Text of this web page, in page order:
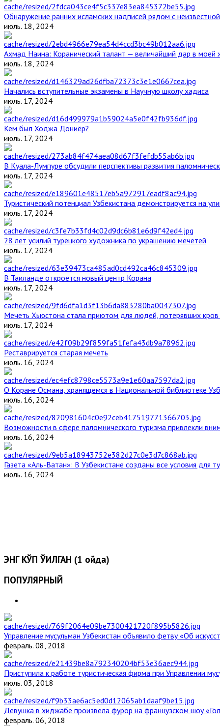
Обнаружение ранних исламских надписей рядом с
июль. 18, 2024
Ахмад Наина: Коранический талант — величайший дар в моей
июль. 18, 2024
Начались вступительные экзамены в Научную школу хадиса
июль. 17, 2024
Кем был Ходжа Дониёр?
июль. 17, 2024
В Куала-Лумпуре обсудили перспективы развития
июль. 17, 2024
Туристический потенциал Узбекистана демонстрируется на
июль. 17, 2024
28 лет усилий турецкого художника по украшению мечетей
июль. 17, 2024
В Таиланде откроется новый центр Корана
июль. 17, 2024
Мечеть Хьюстона стала приютом для людей, потерявших кров
июль. 17, 2024
Реставрируется старая мечеть
июль. 16, 2024
О Коране Османа, хранящемся в Национальной библиотеке
июль. 16, 2024
Возможности в сфере паломнического туризма привлекли
июль. 16, 2024
Газета «Аль-Ватан»: В Узбекистане созданы все условия для
июль. 16, 2024
ЭНГ КЎП ЎҚИЛГАН (1 ойда)
ПОПУЛЯРНЫЙ
Управление мусульман Узбекистан объявило фетву «Об
февраль. 08, 2018
Приступила к работе туристическая фирма при Управлении
июль. 03, 2018
Девушка в хиджабе произвела фурор на французском шоу
февраль. 06, 2018